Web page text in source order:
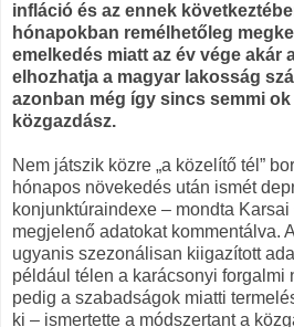
infláció és az ennek
hónapokban remélhetőleg
emelkedés miatt az év vége akár
elhozhatja a magyar lakosság
azonban még így sincs semmi ok
közgazdász.
Nem játszik közre „a közelítő tél”
hónapos növekedés után ismét
konjunktúraindexe – mondta Karsai
megjelenő adatokat kommentálva.
ugyanis szezonálisan kiigazított
például télen a karácsonyi forgalmi
pedig a szabadságok miatti
ki – ismertette a módszertant a